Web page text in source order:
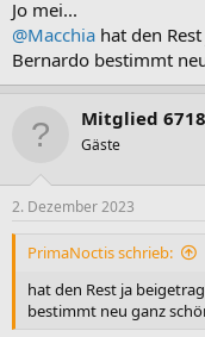
Jo mei...
@Macchia hat den
Bernardo bestimmt
Mitglied
Gäste
2. Dezember 2023
PrimaNoctis schrieb:
hat den Rest ja
bestimmt neu ganz